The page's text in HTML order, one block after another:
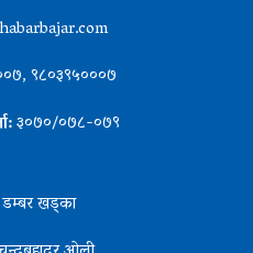
९८०३९५०००७
३०७०/०७८-०७९
डम्बर खड्का